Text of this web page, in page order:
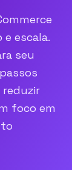
escala.
seu
reduzir
foco em